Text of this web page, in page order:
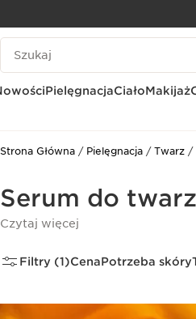
PRZEJDŹ DO TREŚCI
Historia wyszukiwania
PielęgnacjaCiałoMakijaż
Strona Główna Pielęgnacja Twarz
Serum do
Czytaj więcej
Filtry (1)CenaPotrzeba skóry